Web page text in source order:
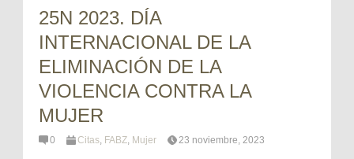
25N 2023. DÍA
INTERNACIONAL DE LA
ELIMINACIÓN DE LA
VIOLENCIA CONTRA LA
MUJER
0 Citas, FABZ, Mujer 23 noviembre, 2023